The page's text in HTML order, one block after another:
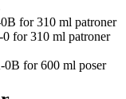
for 310 ml patroner
for 310 ml patroner
for 600 ml poser